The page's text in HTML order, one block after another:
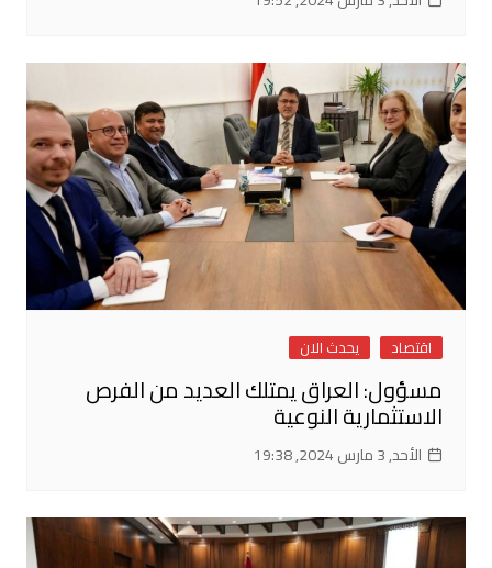
اقتصاد يحدث الان
مسؤول: العراق يمتلك العديد من الفرص
الاستثمارية النوعية
الأحد, 3 مارس 2024, 19:38